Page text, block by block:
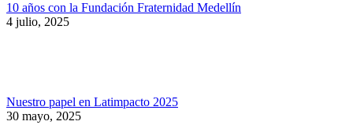
10 años con la Fundación Fraternidad Medellín
4 julio, 2025
Nuestro papel en Latimpacto 2025
30 mayo, 2025